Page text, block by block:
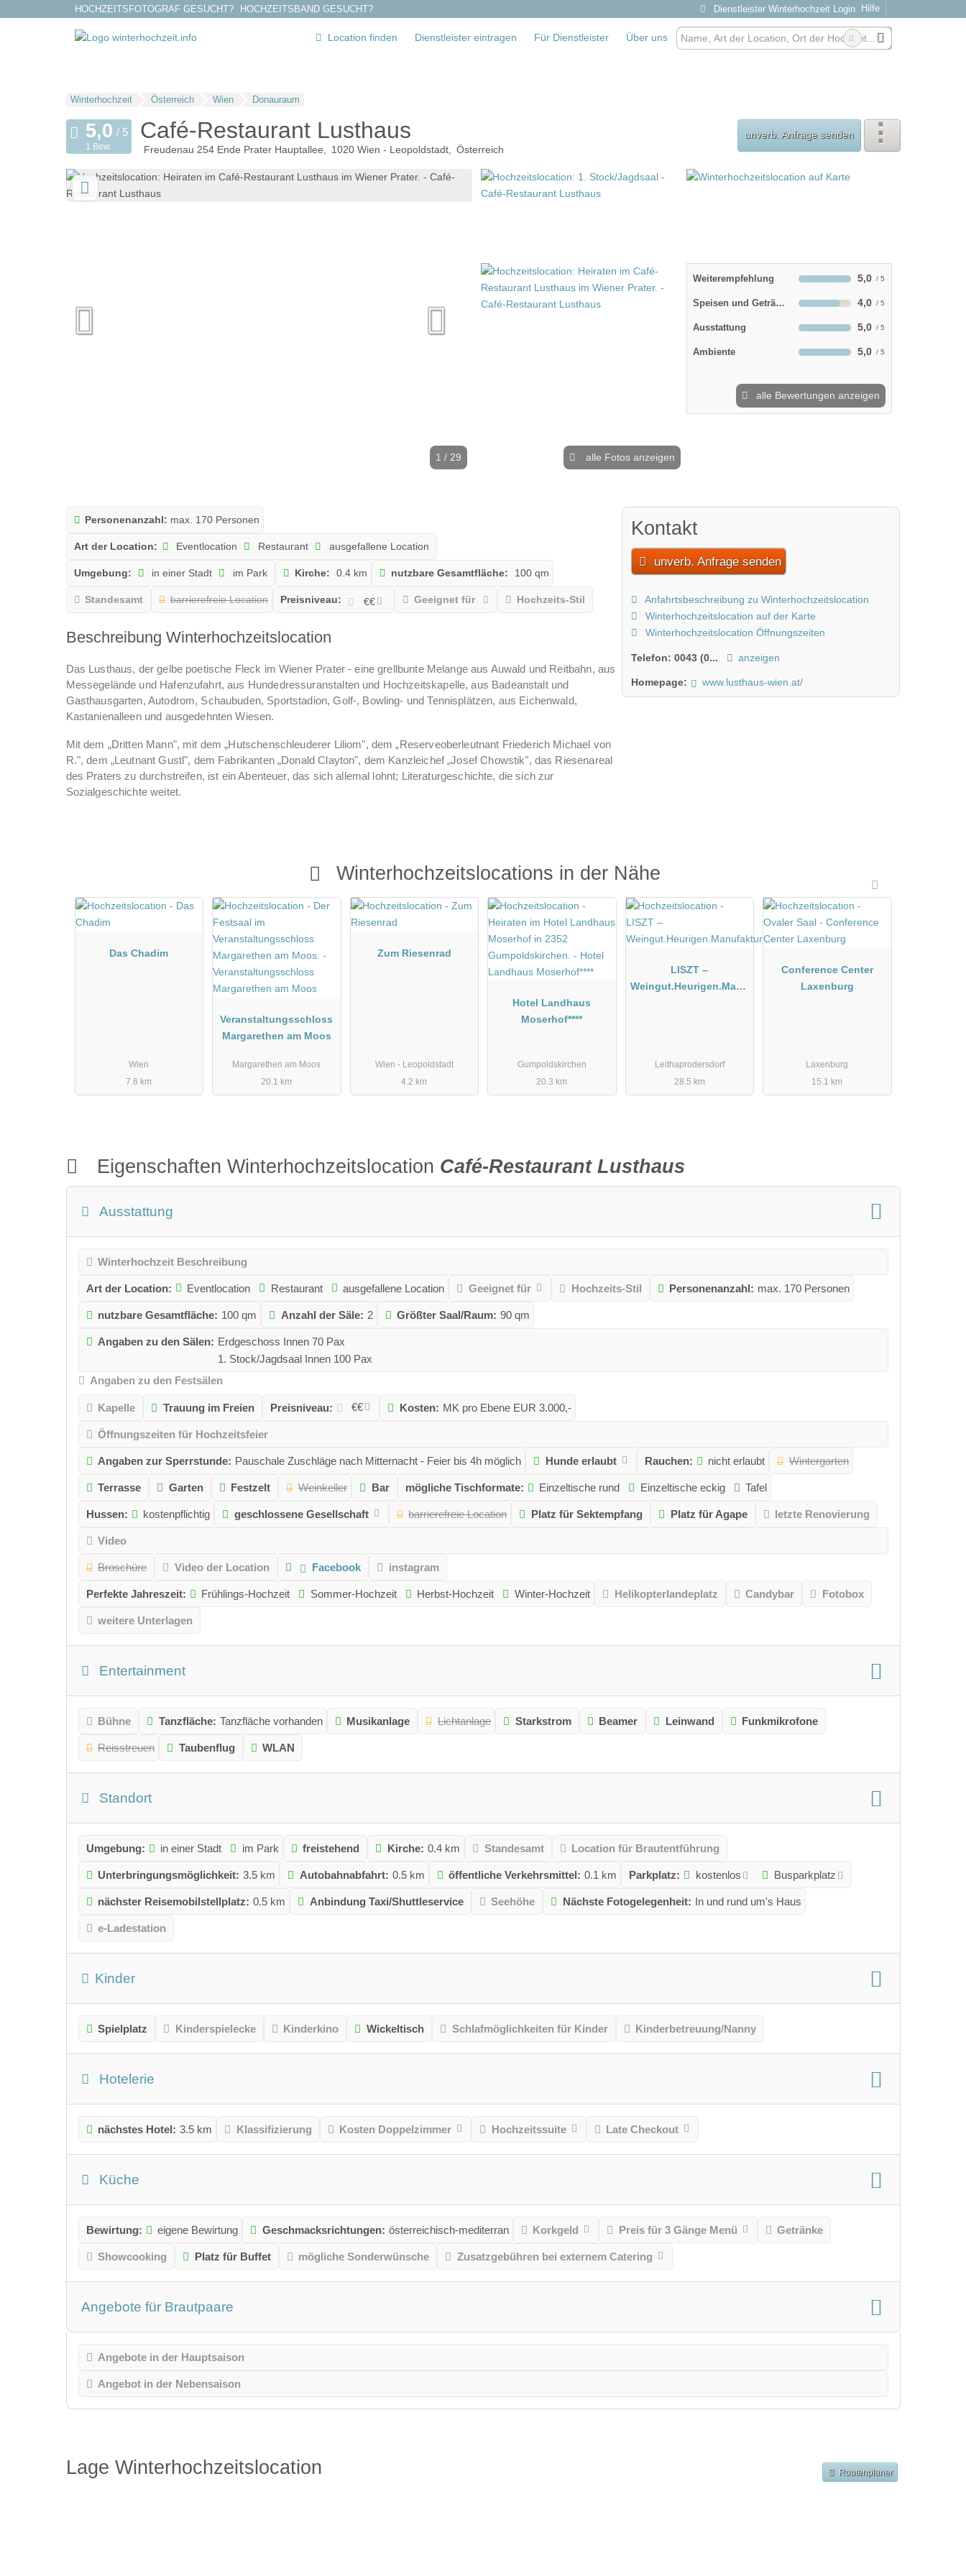
HOCHZEITSFOTOGRAF GESUCHT? HOCHZEITSBAND GESUCHT? Dienstleister Winterhochzeit Login Hilfe
Location finden Dienstleister eintragen Für Dienstleister Über uns
Winterhochzeit Österreich Wien Donauraum
Café-Restaurant Lusthaus
Freudenau 254 Ende Prater Hauptallee 1020 Wien - Leopoldstadt Österreich
unverb. Anfrage senden
1 Bew.
1 / 29 alle Fotos anzeigen
Weiterempfehlung 5,0
Speisen und Getränke 4,0
Ausstattung 5,0
Ambiente 5,0
alle Bewertungen anzeigen
Personenanzahl: max. 170 Personen
Art der Location: Eventlocation Restaurant ausgefallene Location
Umgebung: in einer Stadt im Park Kirche: 0.4 km nutzbare Gesamtfläche: 100 qm
Standesamt barrierefreie Location Preisniveau: €€ Geeignet für Hochzeits-Stil
Beschreibung Winterhochzeitslocation
Das Lusthaus, der gelbe poetische Fleck im Wiener Prater - eine grellbunte Melange aus Auwald und Reitbahn, aus
Messegelände und Hafenzufahrt, aus Hundedressuranstalten und Hochzeitskapelle, aus Badeanstalt und
Gasthausgarten, Autodrom, Schaubuden, Sportstadion, Golf-, Bowling- und Tennisplätzen, aus Eichenwald,
Kastanienalleen und ausgedehnten Wiesen.
Mit dem „Dritten Mann", mit dem „Hutschenschleuderer Liliom", dem „Reserveoberleutnant Friederich Michael von
R.", dem „Leutnant Gustl", dem Fabrikanten „Donald Clayton", dem Kanzleichef „Josef Chowstik", das Riesenareal
des Praters zu durchstreifen, ist ein Abenteuer, das sich allemal lohnt; Literaturgeschichte, die sich zur
Sozialgeschichte weitet.
Kontakt
unverb. Anfrage senden
Anfahrtsbeschreibung zu Winterhochzeitslocation
Winterhochzeitslocation auf der Karte
Winterhochzeitslocation Öffnungszeiten
Telefon:0043 (0... anzeigen
Homepage: www.lusthaus-wien.at/
Winterhochzeitslocations in der Nähe
Das Chadim
Wien
7.6 km
Veranstaltungsschloss
Margarethen am Moos
Margarethen am Moos
20.1 km
Zum Riesenrad
Wien - Leopoldstadt
4.2 km
Hotel Landhaus
Moserhof****
Gumpoldskirchen
20.3 km
LISZT –
Weingut.Heurigen.Manu
Leithaprodersdorf
28.5 km
Conference Center
Laxenburg
Laxenburg
15.1 km
Eigenschaften Winterhochzeitslocation Café-Restaurant Lusthaus
Ausstattung
Winterhochzeit Beschreibung
Art der Location: Eventlocation Restaurant ausgefallene Location Geeignet für Hochzeits-Stil Personenanzahl: max. 170 Personen
nutzbare Gesamtfläche: 100 qm Anzahl der Säle: 2 Größter Saal/Raum: 90 qm
Angaben zu den Sälen: Erdgeschoss Innen 70 Pax
1. Stock/Jagdsaal Innen 100 Pax
Angaben zu den Festsälen
Kapelle Trauung im Freien Preisniveau: €€ Kosten: MK pro Ebene EUR 3.000,-
Öffnungszeiten für Hochzeitsfeier
Angaben zur Sperrstunde: Pauschale Zuschläge nach Mitternacht - Feier bis 4h möglich Hunde erlaubt Rauchen: nicht erlaubt Wintergarten
Terrasse Garten Festzelt Weinkeller Bar mögliche Tischformate: Einzeltische rund Einzeltische eckig Tafel
Hussen: kostenpflichtig geschlossene Gesellschaft barrierefreie Location Platz für Sektempfang Platz für Agape letzte Renovierung
Video
Broschüre Video der Location Facebook instagram
Perfekte Jahreszeit: Frühlings-Hochzeit Sommer-Hochzeit Herbst-Hochzeit Winter-Hochzeit Helikopterlandeplatz Candybar Fotobox
weitere Unterlagen
Entertainment
Bühne Tanzfläche: Tanzfläche vorhanden Musikanlage Lichtanlage Starkstrom Beamer Leinwand Funkmikrofone
Reisstreuen Taubenflug WLAN
Standort
Umgebung: in einer Stadt im Park freistehend Kirche: 0.4 km Standesamt Location für Brautentführung
Unterbringungsmöglichkeit: 3.5 km Autobahnabfahrt: 0.5 km öffentliche Verkehrsmittel: 0.1 km Parkplatz: kostenlos Busparkplatz
nächster Reisemobilstellplatz: 0.5 km Anbindung Taxi/Shuttleservice Seehöhe Nächste Fotogelegenheit: In und rund um's Haus
e-Ladestation
Kinder
Spielplatz Kinderspielecke Kinderkino Wickeltisch Schlafmöglichkeiten für Kinder Kinderbetreuung/Nanny
Hotelerie
nächstes Hotel: 3.5 km Klassifizierung Kosten Doppelzimmer Hochzeitssuite Late Checkout
Küche
Bewirtung: eigene Bewirtung Geschmacksrichtungen: österreichisch-mediterran Korkgeld Preis für 3 Gänge Menü Getränke
Showcooking Platz für Buffet mögliche Sonderwünsche Zusatzgebühren bei externem Catering
Angebote für Brautpaare
Angebote in der Hauptsaison
Angebot in der Nebensaison
Lage Winterhochzeitslocation Routenplaner